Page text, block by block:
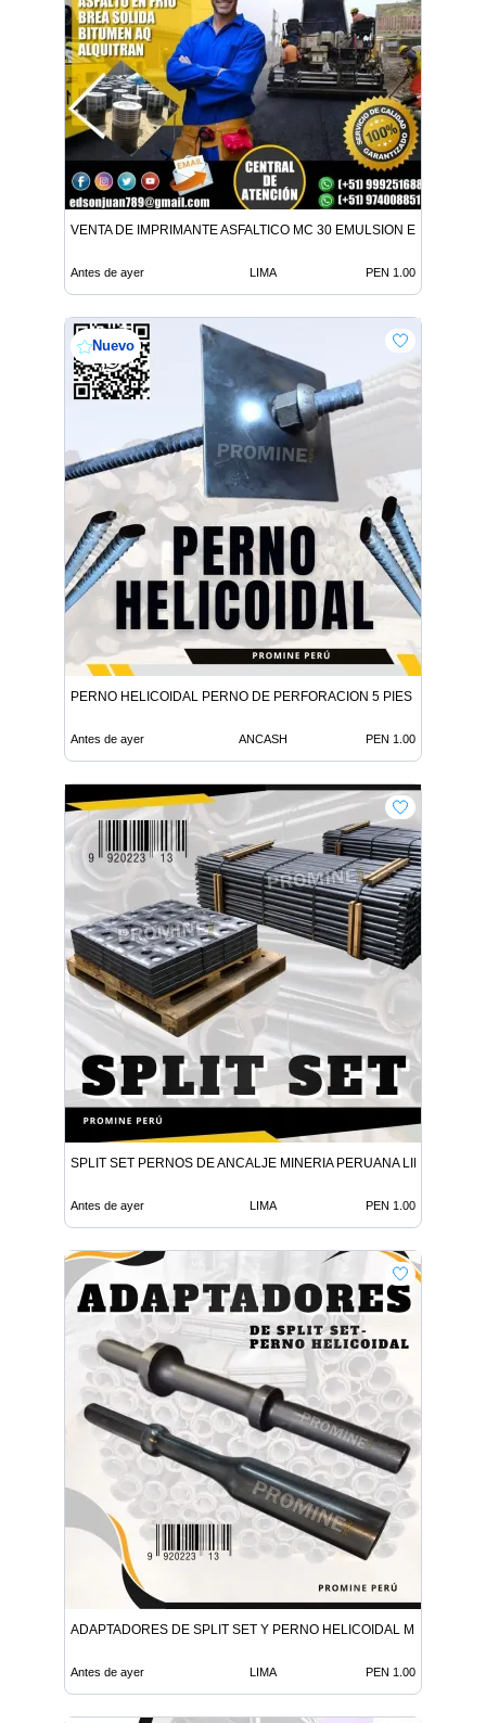
VENTA DE IMPRIMANTE ASFALTICO MC 30 EMULSION EN TODO
Antes de ayer LIMA PEN 1.00
Nuevo
PERNO HELICOIDAL PERNO DE PERFORACION 5 PIES
Antes de ayer ANCASH PEN 1.00
SPLIT SET PERNOS DE ANCALJE MINERIA PERUANA LIMA
Antes de ayer LIMA PEN 1.00
ADAPTADORES DE SPLIT SET Y PERNO HELICOIDAL MINERIA
Antes de ayer LIMA PEN 1.00